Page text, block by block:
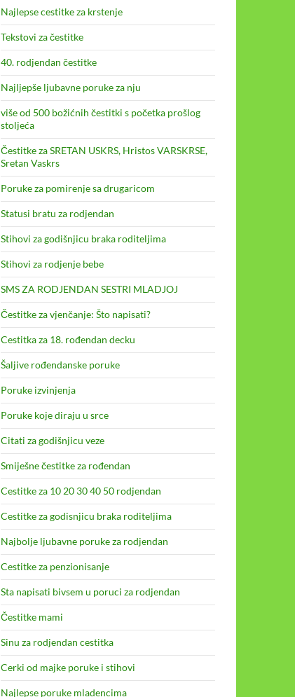
Najlepse cestitke za krstenje
Tekstovi za čestitke
40. rodjendan čestitke
Najljepše ljubavne poruke za nju
više od 500 božićnih čestitki s početka prošlog
stoljeća
Čestitke za SRETAN USKRS, Hristos VARSKRSE,
Sretan Vaskrs
Poruke za pomirenje sa drugaricom
Statusi bratu za rodjendan
Stihovi za godišnjicu braka roditeljima
Stihovi za rodjenje bebe
SMS ZA RODJENDAN SESTRI MLADJOJ
Čestitke za vjenčanje: Što napisati?
Cestitka za 18. rođendan decku
Šaljive rođendanske poruke
Poruke izvinjenja
Poruke koje diraju u srce
Citati za godišnjicu veze
Smiješne čestitke za rođendan
Cestitke za 10 20 30 40 50 rodjendan
Cestitke za godisnjicu braka roditeljima
Najbolje ljubavne poruke za rodjendan
Cestitke za penzionisanje
Sta napisati bivsem u poruci za rodjendan
Čestitke mami
Sinu za rodjendan cestitka
Cerki od majke poruke i stihovi
Najlepse poruke mladencima